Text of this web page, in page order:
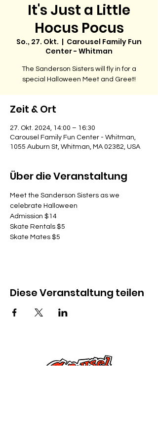
It's Just a Little
Hocus Pocus
So., 27. Okt.
  |
Carousel Family Fun
Center - Whitman
The Sanderson Sisters will fly in for a
special Halloween Meet and Greet!
Zeit & Ort
27. Okt. 2024, 14:00 – 16:30
Carousel Family Fun Center - Whitman,
1055 Auburn St, Whitman, MA 02382, USA
Über die Veranstaltung
Meet the Sanderson Sisters as we
celebrate Halloween
Admission $14
Skate Rentals $5
Skate Mates $5
Diese Veranstaltung teilen